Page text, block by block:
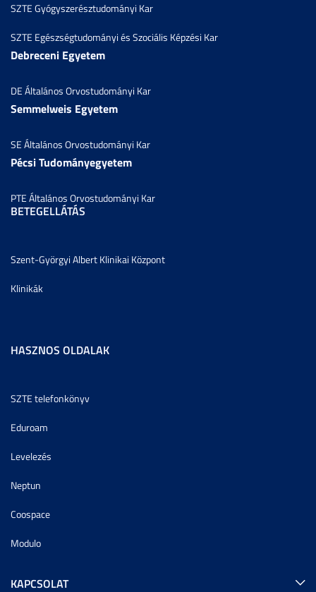
SZTE Gyógyszerésztudományi Kar
SZTE Egészségtudományi és Szociális Képzési Kar
Debreceni Egyetem
DE Általános Orvostudományi Kar
Semmelweis Egyetem
SE Általános Orvostudományi Kar
Pécsi Tudományegyetem
PTE Általános Orvostudományi Kar
BETEGELLÁTÁS
Szent-Györgyi Albert Klinikai Központ
Klinikák
HASZNOS OLDALAK
SZTE telefonkönyv
Eduroam
Levelezés
Neptun
Coospace
Modulo
KAPCSOLAT